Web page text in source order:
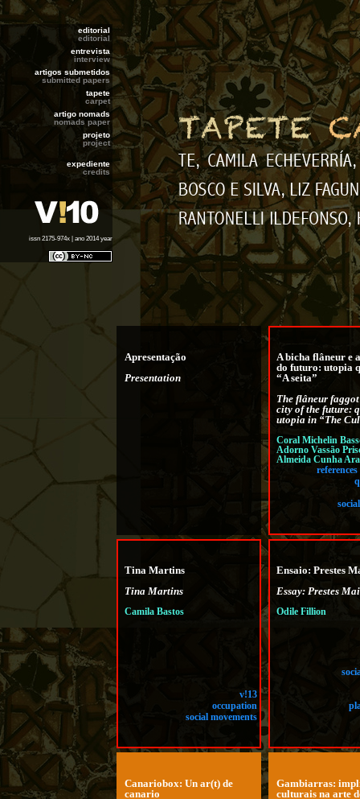
editorial
editorial
entrevista
interview
artigos submetidos
submitted papers
tapete
carpet
artigo nomads
nomads paper
projeto
project
expediente
credits
issn 2175-974x | ano 2014 year
Apresentação
Presentation
A bicha flâneur e
do futuro: utopia
“A seita”
The flâneur
city of the future:
utopia in “The
Coral Michelin
Adorno Vassão
Almeida Cunha
Tina Martins
Tina Martins
Camila Bastos
v!13
occupation
social movements
Ensaio: Prestes
Essay: Prestes
Odile Fillion
Canariobox: Un ar(t) de
canario
Gambiarras:
culturais na arte